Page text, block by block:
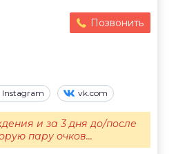
Позвонить
Instagram vk.com
и за 3 дня до/после
пару очков...